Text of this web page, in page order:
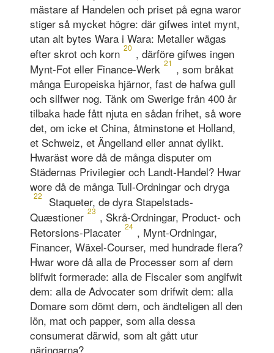
mästare af Handelen och priset på egna waror
stiger så mycket högre: där gifwes intet mynt,
utan alt bytes Wara i Wara: Metaller wägas
efter skrot och korn 20 , därföre gifwes ingen
Mynt-Fot eller Finance-Werk 21 , som bråkat
många Europeiska hjärnor, fast de hafwa gull
och silfwer nog. Tänk om Swerige från 400 år
tilbaka hade fått njuta en sådan frihet, så wore
det, om icke et China, åtminstone et Holland,
et Schweiz, et Ängelland eller annat dylikt.
Hwaräst wore då de många disputer om
Städernas Privilegier och Landt-Handel? Hwar
wore då de många Tull-Ordningar och dryga
22
Staqueter, de dyra Stapelstads-
Quæstioner 23 , Skrå-Ordningar, Product- och
Retorsions-Placater 24 , Mynt-Ordningar,
Financer, Wäxel-Courser, med hundrade flera?
Hwar wore då alla de Processer som af dem
blifwit formerade: alla de Fiscaler som angifwit
dem: alla de Advocater som drifwit dem: alla
Domare som dömt dem, och ändteligen all den
lön, mat och papper, som alla dessa
consumerat därwid, som alt gått utur
näringarna?